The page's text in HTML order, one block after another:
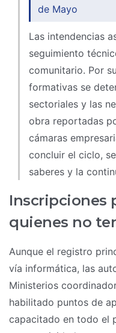
de Mayo
Las intendencias
seguimiento
comunitario. Por
formativas se
sectoriales y las
obra reportadas
cámaras
concluir el ciclo,
saberes y la
Inscripciones
quienes no
Aunque el registro
vía informática, las
Ministerios
habilitado puntos de
capacitado en todo el